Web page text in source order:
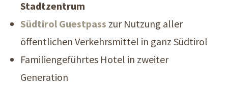
Stadtzentrum
Südtirol Guestpass zur Nutzung aller
öffentlichen Verkehrsmittel in ganz Südtirol
Familiengeführtes Hotel in zweiter
Generation